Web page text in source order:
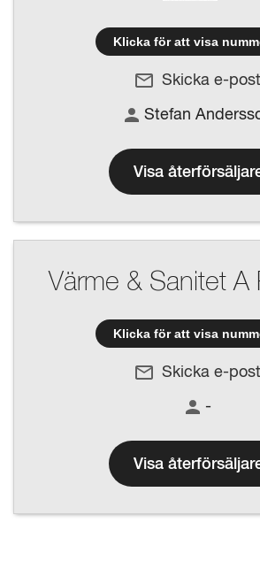
Klicka för att visa
Skicka e-post
Stefan
Visa
Värme & Sanitet A
Klicka för att visa
Skicka e-post
-
Visa